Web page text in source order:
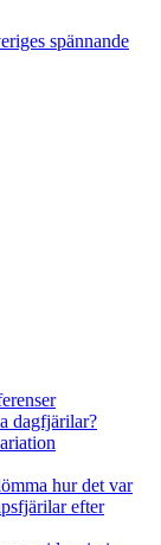
dagfjärilar?
hur det var
efter